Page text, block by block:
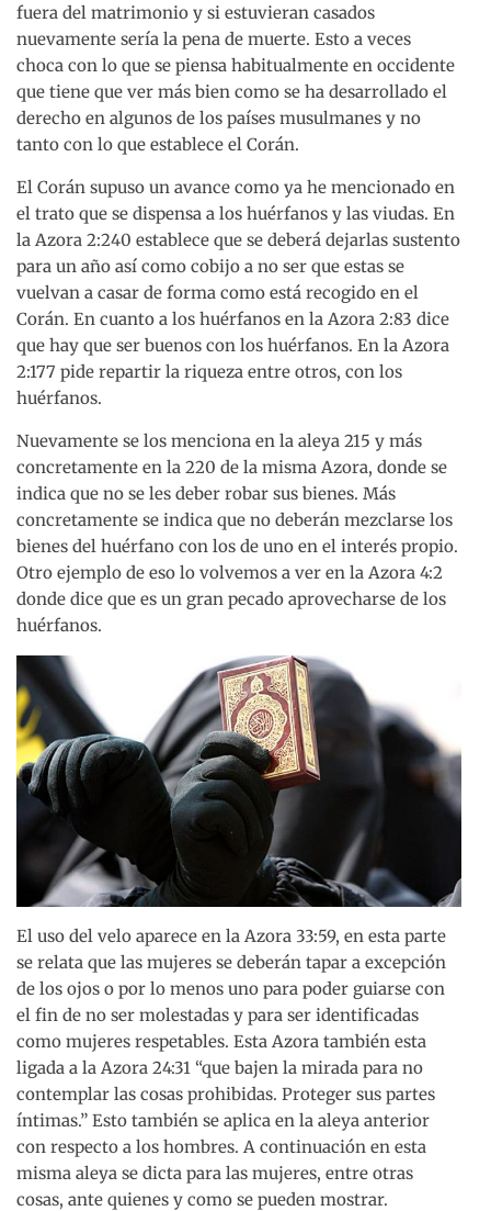
fuera del matrimonio y si estuvieran casados
nuevamente sería la pena de muerte. Esto a veces
choca con lo que se piensa habitualmente en occidente
que tiene que ver más bien como se ha desarrollado el
derecho en algunos de los países musulmanes y no
tanto con lo que establece el Corán.
El Corán supuso un avance como ya he mencionado en
el trato que se dispensa a los huérfanos y las viudas. En
la Azora 2:240 establece que se deberá dejarlas sustento
para un año así como cobijo a no ser que estas se
vuelvan a casar de forma como está recogido en el
Corán. En cuanto a los huérfanos en la Azora 2:83 dice
que hay que ser buenos con los huérfanos. En la Azora
2:177 pide repartir la riqueza entre otros, con los
huérfanos.
Nuevamente se los menciona en la aleya 215 y más
concretamente en la 220 de la misma Azora, donde se
indica que no se les deber robar sus bienes. Más
concretamente se indica que no deberán mezclarse los
bienes del huérfano con los de uno en el interés propio.
Otro ejemplo de eso lo volvemos a ver en la Azora 4:2
donde dice que es un gran pecado aprovecharse de los
huérfanos.
El uso del velo aparece en la Azora 33:59, en esta parte
se relata que las mujeres se deberán tapar a excepción
de los ojos o por lo menos uno para poder guiarse con
el fin de no ser molestadas y para ser identificadas
como mujeres respetables. Esta Azora también esta
ligada a la Azora 24:31 “que bajen la mirada para no
contemplar las cosas prohibidas. Proteger sus partes
íntimas.” Esto también se aplica en la aleya anterior
con respecto a los hombres. A continuación en esta
misma aleya se dicta para las mujeres, entre otras
cosas, ante quienes y como se pueden mostrar.